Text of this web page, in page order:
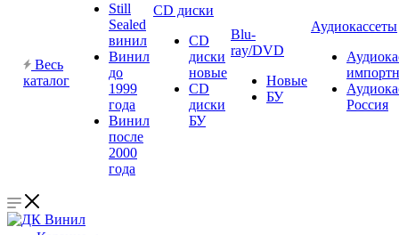
Весь
каталог
Still
Sealed
винил
Винил
до
1999
года
Винил
после
2000
года
CD диски
CD
диски
новые
CD
диски
БУ
Blu-
ray/DVD
Новые
БУ
Аудиокассеты
Россия